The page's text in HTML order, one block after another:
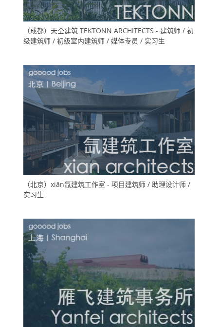
（成都）天仝建筑 TEKTONN ARCHITECTS - 建筑师 / 初
级建筑师 / 初级室内建筑师 / 媒体专员 / 实习生
（北京）xiān氙建筑工作室 - 项目建筑师 / 助理设计师 /
实习生